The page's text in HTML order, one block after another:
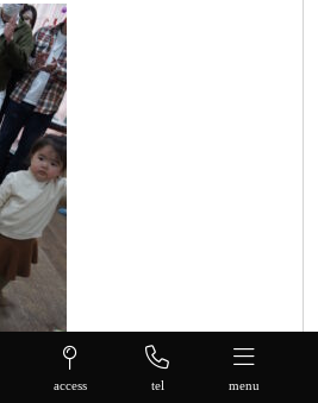
access tel menu